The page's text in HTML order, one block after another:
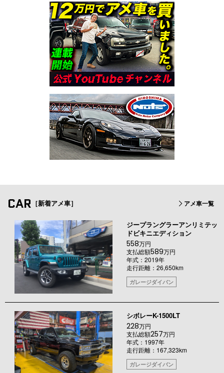
CAR ［新着アメ車］ アメ車一覧
ジープラングラーアンリミテッ
ドビキニエディション
558万円
支払総額589万円
年式：2019年
走行距離：26,650km
ガレージダイバン
シボレーK-1500LT
228万円
支払総額257万円
年式：1997年
走行距離：167,323km
ガレージダイバン